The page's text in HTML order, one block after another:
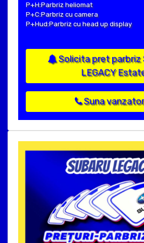
P+H:Parbriz heliomat
P+C:Parbriz cu camera
P+Hud:Parbriz cu head up display
Solicita pret parbriz
LEGACY
Suna